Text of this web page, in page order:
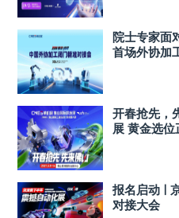
院士专家面
首场外协加
开春抢先，
展 黄金选位
报名启动 |
对接大会